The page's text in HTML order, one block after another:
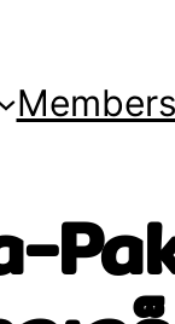
Members